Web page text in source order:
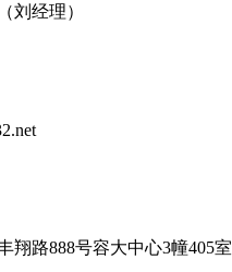
刘经理）
翔路888号容大中心3幢405室